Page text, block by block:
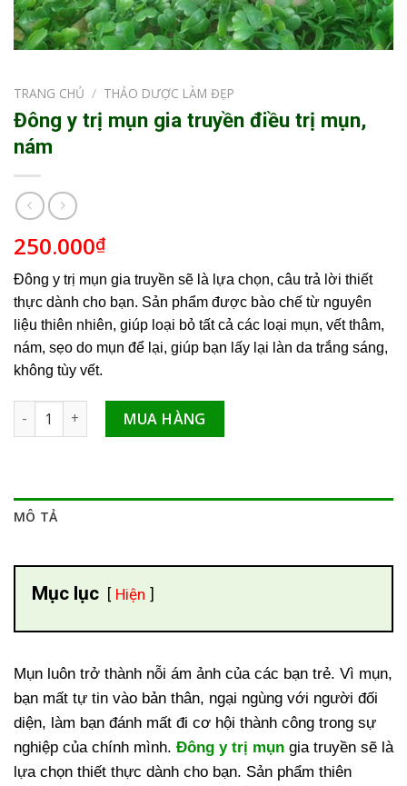
TRANG CHỦ / THẢO DƯỢC LÀM ĐẸP
Đông y trị mụn gia truyền điều trị mụn,
nám
250.000₫
Đông y trị mụn gia truyền sẽ là lựa chọn, câu trả lời thiết
thực dành cho bạn. Sản phẩm được bào chế từ nguyên
liệu thiên nhiên, giúp loại bỏ tất cả các loại mụn, vết thâm,
nám, sẹo do mụn để lại, giúp bạn lấy lại làn da trắng sáng,
không tùy vết.
Đông y trị mụn gia truyền điều trị mụn, nám số lượng
MUA HÀNG
MÔ TẢ
Mục lục Hiện
Mụn luôn trở thành nỗi ám ảnh của các bạn trẻ. Vì mụn,
bạn mất tự tin vào bản thân, ngại ngùng với người đối
diện, làm bạn đánh mất đi cơ hội thành công trong sự
nghiệp của chính mình. Đông y trị mụn gia truyền sẽ là
lựa chọn thiết thực dành cho bạn. Sản phẩm thiên